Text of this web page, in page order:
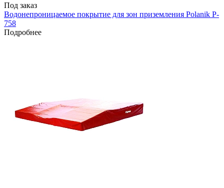
Под заказ
Водонепроницаемое покрытие для зон приземления Polanik P-
758
Подробнее